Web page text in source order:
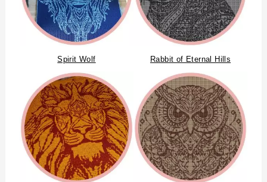
Spirit Wolf Rabbit of Eternal Hills